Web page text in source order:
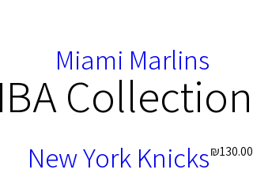
Miami Marlins
New York Knicks
Collection
₪130.00